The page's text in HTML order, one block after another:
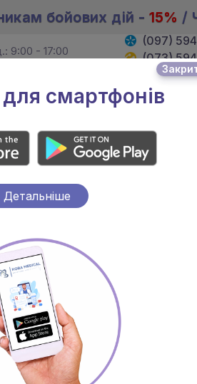
бойових дій - 15% /
9:00 - 17:00
(097)
(073)
(095)
АКЦІЇ
ПОТРІБНО
"Омега"
смартфонів
Детальніше